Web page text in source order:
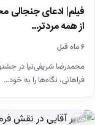
فیلم| ادعای جنجالی
از همه مردتر…
۶ ماه قبل
محمدرضا شریفی‌نیا در
فراهانی، نگاه‌ها را به خود…
اخبار